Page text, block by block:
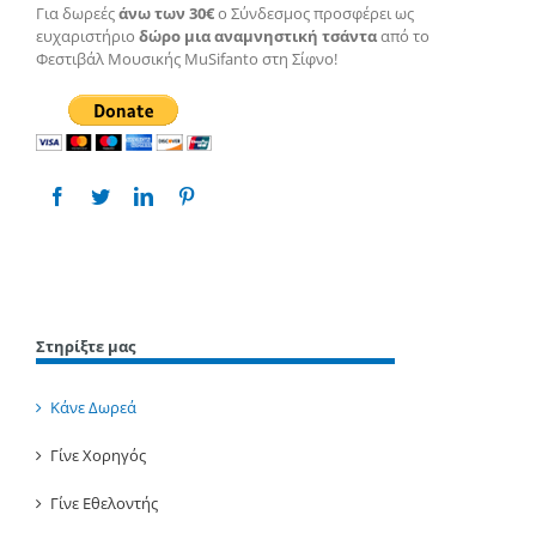
Για δωρεέςάνω των 30€ο Σύνδεσμος προσφέρει ως
ευχαριστήριο δώρο μια αναμνηστική τσάντααπό το
Φεστιβάλ Μουσικής MuSifanto στη Σίφνο!
Στηρίξτε μας
Κάνε Δωρεά
Γίνε Χορηγός
Γίνε Εθελοντής